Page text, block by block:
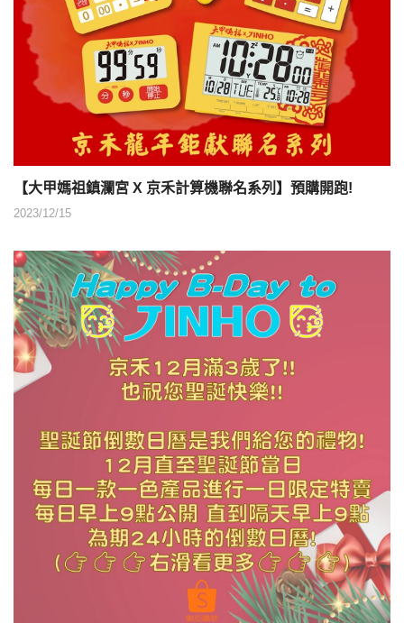
【大甲媽祖鎮瀾宮 X 京禾計算機聯名系列】預購開跑!
2023/12/15